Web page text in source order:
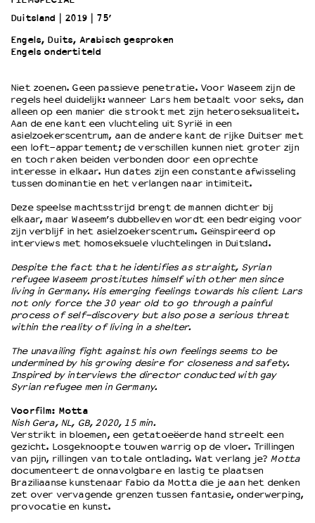
OVER LANTARENVENSTER
Wat we doen
Wie is wie
Word vriend
Historie
Partners
Huisregels
Privacyverklaring
Integriteits- en gedragscode
Duurzaamheid
Culturele boycot Israël
Ruimte voor artistieke vrijheid – VNPF
Duitsland
2019
75’
Engels, Duits, Arabisch gesproken
Engels ondertiteld
Niet zoenen. Geen passieve penetratie. Voor Waseem zijn de
regels heel duidelijk: wanneer Lars hem betaalt voor seks, dan
alleen op een manier die strookt met zijn heteroseksualiteit.
Aan de ene kant een vluchteling uit Syrië in een
asielzoekerscentrum, aan de andere kant de rijke Duitser met
een loft-appartement; de verschillen kunnen niet groter zijn
en toch raken beiden verbonden door een oprechte
interesse in elkaar. Hun dates zijn een constante afwisseling
tussen dominantie en het verlangen naar intimiteit.
Deze speelse machtsstrijd brengt de mannen dichter bij
elkaar, maar Waseem’s dubbelleven wordt een bedreiging voor
zijn verblijf in het asielzoekerscentrum. Geïnspireerd op
interviews met homoseksuele vluchtelingen in Duitsland.
Despite the fact that he identifies as straight, Syrian
refugee Waseem prostitutes himself with other men since
living in Germany. His emerging feelings towards his client Lars
not only force the 30 year old to go through a painful
process of self-discovery but also pose a serious threat
within the reality of living in a shelter.
The unavailing fight against his own feelings seems to be
undermined by his growing desire for closeness and safety.
Inspired by interviews the director conducted with gay
Syrian refugee men in Germany.
Voorfilm: Motta
Nish Gera, NL, GB, 2020, 15 min.
Verstrikt in bloemen, een getatoeëerde hand streelt een
gezicht. Losgeknoopte touwen warrig op de vloer. Trillingen
van pijn, rillingen van totale ontlading. Wat verlang je? Motta
documenteert de onnavolgbare en lastig te plaatsen
Braziliaanse kunstenaar Fabio da Motta die je aan het denken
zet over vervagende grenzen tussen fantasie, onderwerping,
provocatie en kunst.